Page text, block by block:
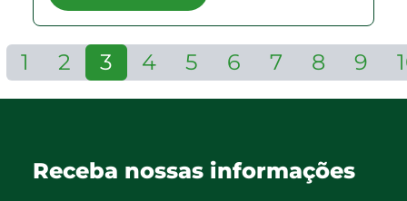
1 2 3 4 5 6 7 8 9
Receba nossas informações